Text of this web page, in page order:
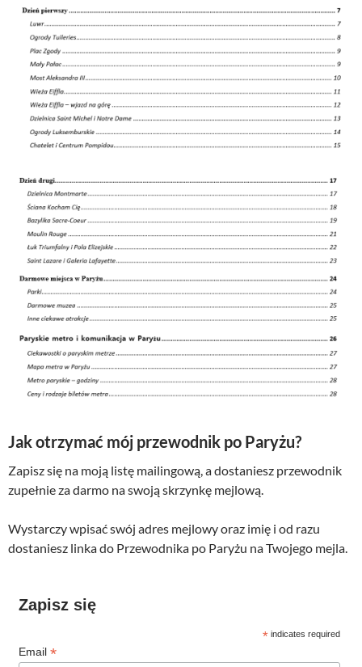
Jak otrzymać mój przewodnik po Paryżu?
Zapisz się na moją listę mailingową, a dostaniesz przewodnik
zupełnie za darmo na swoją skrzynkę mejlową.
Wystarczy wpisać swój adres mejlowy oraz imię i od razu
dostaniesz linka do Przewodnika po Paryżu na Twojego mejla.
Zapisz się
* indicates required
Email *